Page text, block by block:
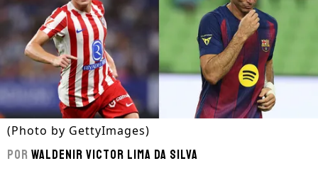
(Photo by GettyImages)
Por Waldenir Victor Lima Da Silva